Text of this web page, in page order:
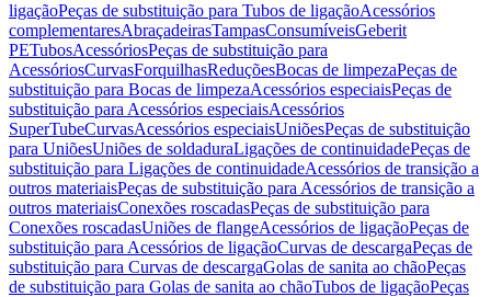
ligaçãoPeças de substituição para Tubos de ligaçãoAcessórios
complementaresAbraçadeirasTampasConsumíveisGeberit
PETubosAcessóriosPeças de substituição para
AcessóriosCurvasForquilhasReduçõesBocas de limpezaPeças de
substituição para Bocas de limpezaAcessórios especiaisPeças de
substituição para Acessórios especiaisAcessórios
SuperTubeCurvasAcessórios especiaisUniõesPeças de substituição
para UniõesUniões de soldaduraLigações de continuidadePeças de
substituição para Ligações de continuidadeAcessórios de transição a
outros materiaisPeças de substituição para Acessórios de transição a
outros materiaisConexões roscadasPeças de substituição para
Conexões roscadasUniões de flangeAcessórios de ligaçãoPeças de
substituição para Acessórios de ligaçãoCurvas de descargaPeças de
substituição para Curvas de descargaGolas de sanita ao chãoPeças
de substituição para Golas de sanita ao chãoTubos de ligaçãoPeças